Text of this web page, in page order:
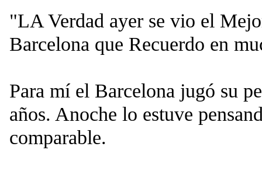
"LA Verdad ayer se vio el
Barcelona que Recuerdo en
Para mí el Barcelona jugó su
años. Anoche lo estuve
comparable.